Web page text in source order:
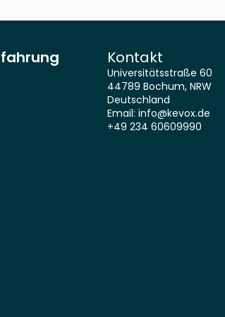
Kontakt
Universitätsstraße 60
44789 Bochum, NRW
Deutschland
Email: info@kevox.de
+49 234 60609990